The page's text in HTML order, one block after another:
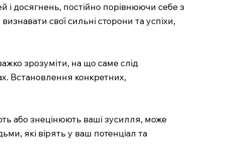
і досягнень, постійно порівнюючи себе з
свої сильні сторони та успіхи,
зрозуміти, на що саме слід
Встановлення конкретних,
або знецінюють ваші зусилля, може
які вірять у ваш потенціал та